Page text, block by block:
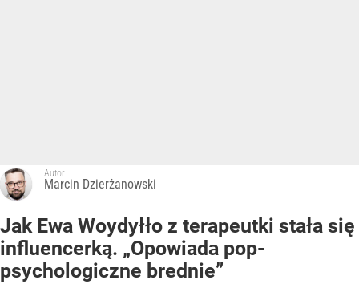
Autor:
Marcin Dzierżanowski
Jak Ewa Woydyłło z terapeutki stała się
influencerką. „Opowiada pop-
psychologiczne brednie”